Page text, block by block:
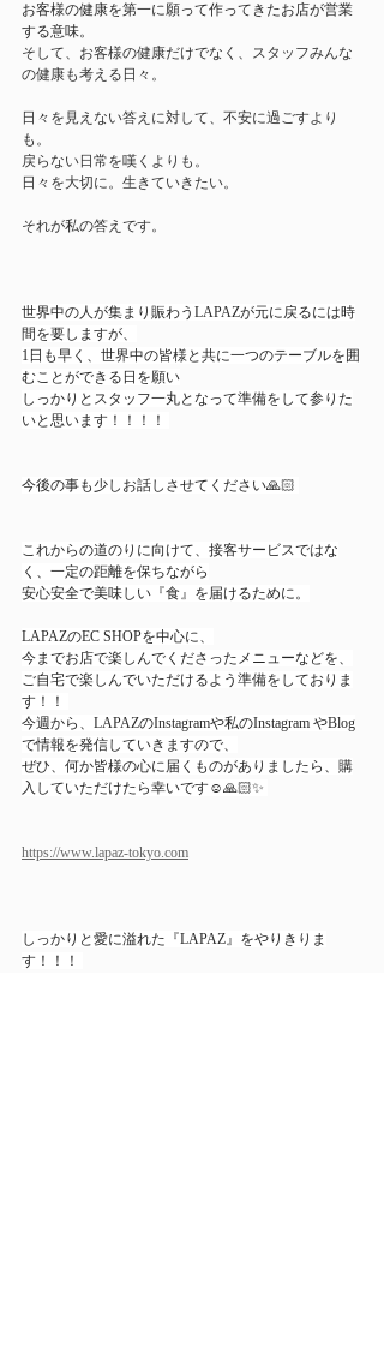
お客様の健康を第一に願って作ってきたお店が営業
する意味。
そして、お客様の健康だけでなく、スタッフみんな
の健康も考える日々。
日々を見えない答えに対して、不安に過ごすより
も。
戻らない日常を嘆くよりも。
日々を大切に。生きていきたい。
それが私の答えです。
世界中の人が集まり賑わうLAPAZが元に戻るには時
間を要しますが、
1日も早く、世界中の皆様と共に一つのテーブルを囲
むことができる日を願い
しっかりとスタッフ一丸となって準備をして参りた
いと思います！！！！
今後の事も少しお話しさせてください🙏🏻
これからの道のりに向けて、接客サービスではな
く、一定の距離を保ちながら
安心安全で美味しい『食』を届けるために。
LAPAZのEC SHOPを中心に、
今までお店で楽しんでくださったメニューなどを、
ご自宅で楽しんでいただけるよう準備をしておりま
す！！
今週から、LAPAZのInstagramや私のInstagram やBlog
で情報を発信していきますので、
ぜひ、何か皆様の心に届くものがありましたら、購
入していただけたら幸いです☺️🙏🏻✨
https://www.lapaz-tokyo.com
しっかりと愛に溢れた『LAPAZ』をやりきりま
す！！！